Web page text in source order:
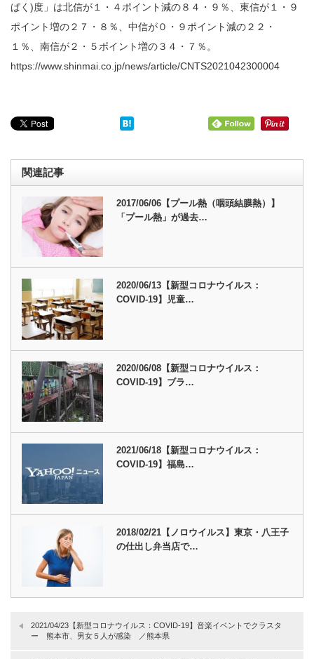
ぱく)度」は北信が１・４ポイント減の８４・９％、東信が１・９
ポイント増の２７・８％、中信が０・９ポイント減の２２・
１％、南信が２・５ポイント増の３４・７％。
https://www.shinmai.co.jp/news/article/CNTS2021042300004
関連記事
2017/06/06【プール熱（咽頭結膜熱）】
「プール熱」が過去…
2020/06/13【新型コロナウイルス：
COVID-19】児童…
2020/06/08【新型コロナウイルス：
COVID-19】ブラ…
2021/06/18【新型コロナウイルス：
COVID-19】福島…
2018/02/21【ノロウイルス】東京・八王子
の仕出し弁当店で…
2021/04/23【新型コロナウイルス：COVID-19】音楽イベントでクラスタ
ー 熊本市、男女５人が感染 ／熊本県